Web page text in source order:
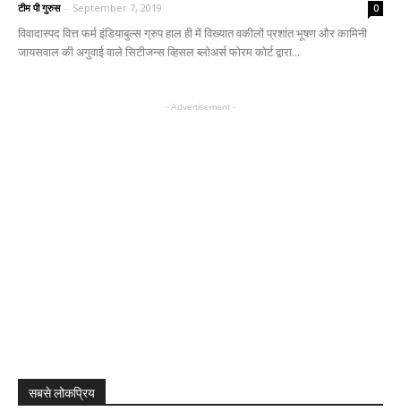
टीम पी गुरुस - September 7, 2019 0
विवादास्पद वित्त फर्म इंडियाबुल्स ग्रुप हाल ही में विख्यात वकीलों प्रशांत भूषण और कामिनी
जायसवाल की अगुवाई वाले सिटीजन्स व्हिसल ब्लोअर्स फोरम कोर्ट द्वारा...
- Advertisement -
सबसे लोकप्रिय